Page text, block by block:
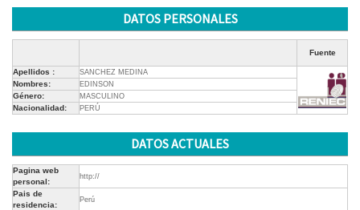
DATOS PERSONALES
Fuente
Apellidos : SANCHEZ MEDINA
Nombres: EDINSON
Género: MASCULINO
Nacionalidad: PERÚ
DATOS ACTUALES
Pagina web
personal:
http://
Pais de
residencia:
Perú